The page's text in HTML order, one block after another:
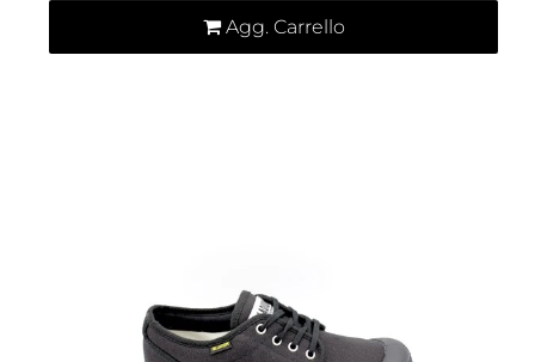
Agg. Carrello